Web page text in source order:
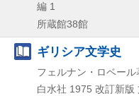
編 1
所蔵館38館
ギリシア文学史
フェルナン・ロベー
白水社 1975 改訂新版